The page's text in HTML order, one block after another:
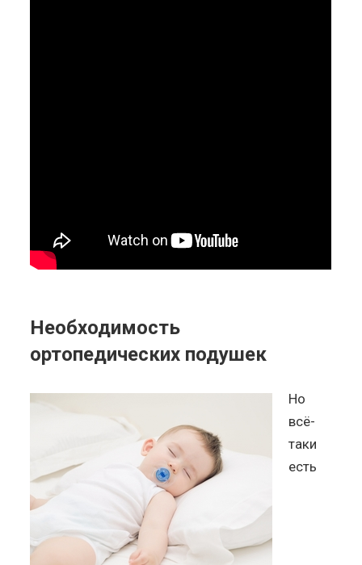
Необходимость
ортопедических подушек
Но
всё-
таки
есть